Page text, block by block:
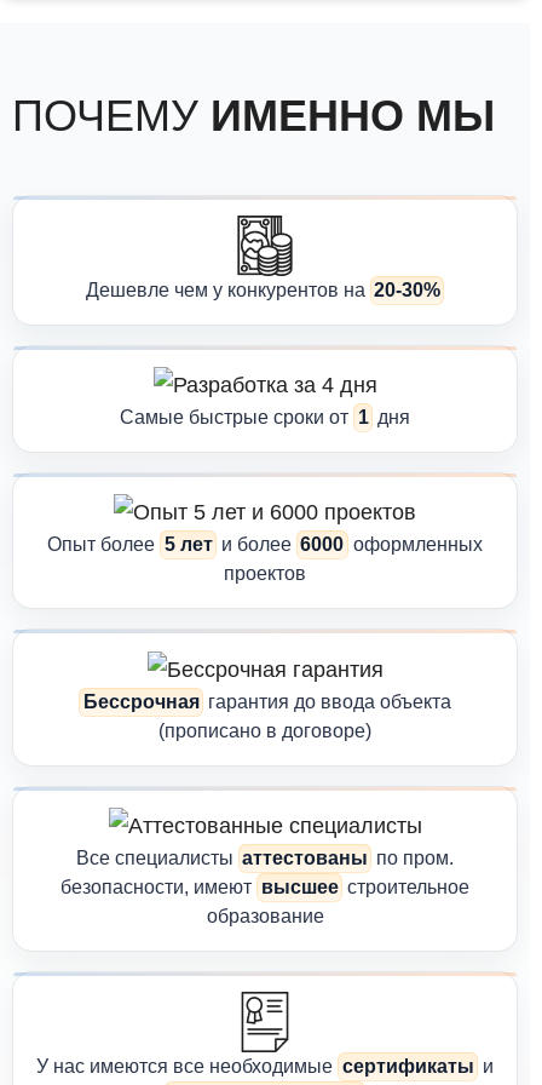
Несоответствие объёмов, указанных в КС-2 и КС-3;
Отсутствие подтверждающей
исполнительной
Ошибки в наименованиях работ и кодировке;
Неверный учет материалов;
Возвраты актов от заказчика или технадзора.
Такие ошибки приводят к возвратам, задержке оплат и
дополнительным затратам времени.
Как мы выполняем закрытие по КС-2
Наша услуга — это
до сдачи акта:
✔️ 1. Анализ проекта и сметы
Сверяем фактически выполненные работы с проектной
документацией и сметой.
✔️ 2. Проверка исполнительной документации
Удостоверяемся, что все подтверждающие документы
собраны, правильные и готовы к согласованию. Это важно, т.к.
отсутствие исполнительных документов — частая причина
✔️ 3. Формирование КС-2 и КС-3
ПОЧЕМУ ИМЕННО МЫ
Дешевле чем у конкурентов на 20-30%
Самые быстрые сроки от 1 дня
Опыт более 5 лет и более 6000 оформленных
проектов
Бессрочная гарантия до ввода объекта
(прописано в договоре)
Все специалисты аттестованы по пром.
безопасности, имеют высшее строительное
образование
У нас имеются все необходимые сертификаты и